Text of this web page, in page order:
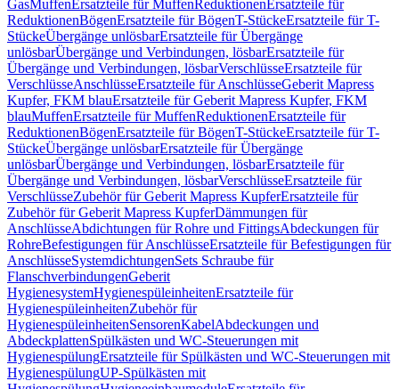
GasMuffenErsatzteile für MuffenReduktionenErsatzteile für
ReduktionenBögenErsatzteile für BögenT-StückeErsatzteile für T-
StückeÜbergänge unlösbarErsatzteile für Übergänge
unlösbarÜbergänge und Verbindungen, lösbarErsatzteile für
Übergänge und Verbindungen, lösbarVerschlüsseErsatzteile für
VerschlüsseAnschlüsseErsatzteile für AnschlüsseGeberit Mapress
Kupfer, FKM blauErsatzteile für Geberit Mapress Kupfer, FKM
blauMuffenErsatzteile für MuffenReduktionenErsatzteile für
ReduktionenBögenErsatzteile für BögenT-StückeErsatzteile für T-
StückeÜbergänge unlösbarErsatzteile für Übergänge
unlösbarÜbergänge und Verbindungen, lösbarErsatzteile für
Übergänge und Verbindungen, lösbarVerschlüsseErsatzteile für
VerschlüsseZubehör für Geberit Mapress KupferErsatzteile für
Zubehör für Geberit Mapress KupferDämmungen für
AnschlüsseAbdichtungen für Rohre und FittingsAbdeckungen für
RohreBefestigungen für AnschlüsseErsatzteile für Befestigungen für
AnschlüsseSystemdichtungenSets Schraube für
FlanschverbindungenGeberit
HygienesystemHygienespüleinheitenErsatzteile für
HygienespüleinheitenZubehör für
HygienespüleinheitenSensorenKabelAbdeckungen und
AbdeckplattenSpülkästen und WC-Steuerungen mit
HygienespülungErsatzteile für Spülkästen und WC-Steuerungen mit
HygienespülungUP-Spülkästen mit